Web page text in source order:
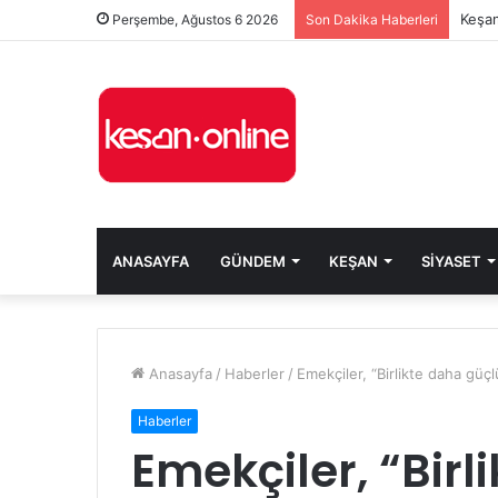
Perşembe, Ağustos 6 2026 Son Dakika Haberleri
ANASAYFA GÜNDEM KEŞAN SIYASET
Anasayfa / Haberler / Emekçiler, “Birlikte daha
Haberler
Emekçiler,